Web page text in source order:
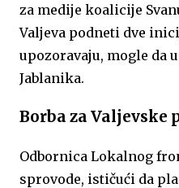
o
o
g
e
za medije koalicije
Valjeva podneti dve
upozoravaju, mogle da
Jablanika.
Borba za
Odbornica Lokalnog
sprovode, ističući da